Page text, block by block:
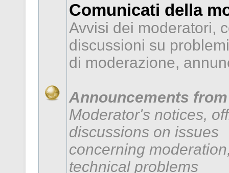
Comunicati della
Avvisi dei moderatori,
discussioni su problemi
di moderazione,
Announcements
Moderator's notices,
discussions on issues
concerning
technical problems